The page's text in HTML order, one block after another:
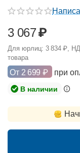
3 067₽
Для юрлиц: 3 834 ₽,
товара
От 2 699 ₽ при
В наличии